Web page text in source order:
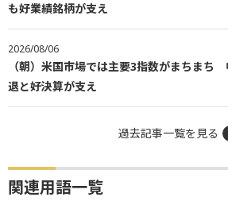
も好業績銘柄が支え
2026/08/06
（朝）米国市場では主要3指数がまちまち
退と好決算が支え
過去記事一覧を見る
関連用語一覧